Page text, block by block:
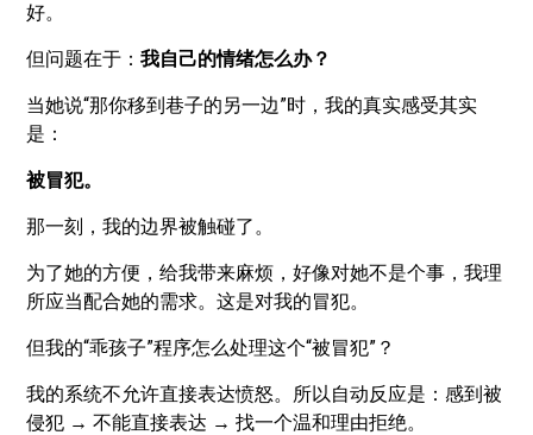
好。
但问题在于：我自己的情绪怎么办？
当她说“那你移到巷子的另一边”时，我的真实感受其实
是：
被冒犯。
那一刻，我的边界被触碰了。
为了她的方便，给我带来麻烦，好像对她不是个事，我理
所应当配合她的需求。这是对我的冒犯。
但我的“乖孩子”程序怎么处理这个“被冒犯”？
我的系统不允许直接表达愤怒。所以自动反应是：感到被
侵犯 → 不能直接表达 → 找一个温和理由拒绝。